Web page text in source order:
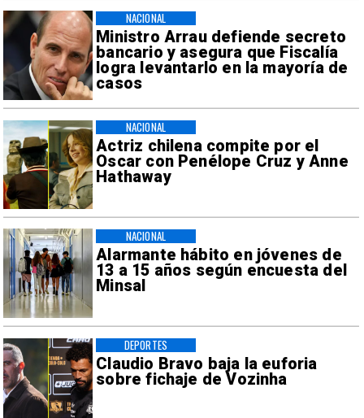
Ministro Arrau defiende secreto
bancario y asegura que Fiscalía
logra levantarlo en la mayoría de
casos
NACIONAL
Actriz chilena compite por el
Oscar con Penélope Cruz y Anne
Hathaway
NACIONAL
Alarmante hábito en jóvenes de
13 a 15 años según encuesta del
Minsal
NACIONAL
Claudio Bravo baja la euforia
sobre fichaje de Vozinha
DEPORTES